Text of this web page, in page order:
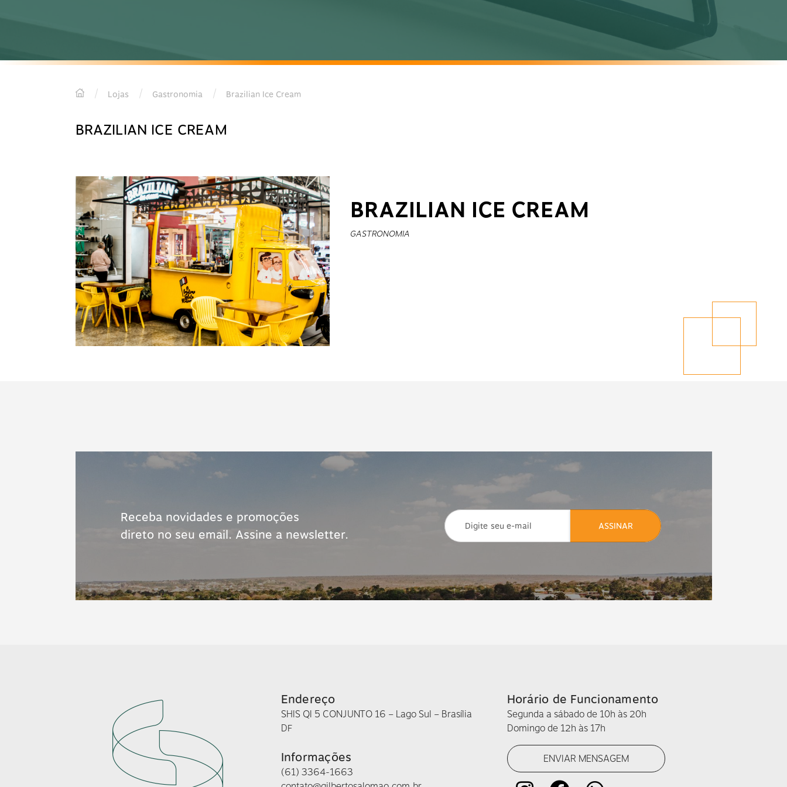
Lojas Gastronomia Brazilian Ice Cream
BRAZILIAN ICE CREAM
BRAZILIAN ICE CREAM
GASTRONOMIA
Receba novidades e promoções
direto no seu email. Assine a newsletter.
ASSINAR
Endereço
SHIS QI 5 CONJUNTO 16 – Lago Sul – Brasília
DF
Informações
(61) 3364-1663
Horário de Funcionamento
Segunda a sábado de 10h às 20h
Domingo de 12h às 17h
ENVIAR MENSAGEM